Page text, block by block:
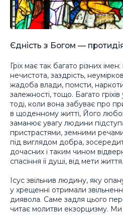
Єдність з Богом — протидія
Гріх має так багато різних імен:
нечистота, заздрість,
жадоба влади, помсти,
залежності, тощо. Багато
тоді, коли вона забуває про
в щоденному житті, Його любов
заманює увагу людини
пристрастями, земними
під виглядом добра,
дочасних і таким чином
спасіння її душі, від мети життя.
Ісус звільнив людину, яку
у хрещенні отримали
диявола. Саме задля цього
читає молитви екзорцизму. Ми